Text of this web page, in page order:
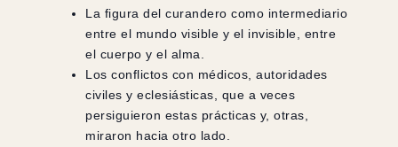
La figura del curandero como intermediario
entre el mundo visible y el invisible, entre
el cuerpo y el alma.
Los conflictos con médicos, autoridades
civiles y eclesiásticas, que a veces
persiguieron estas prácticas y, otras,
miraron hacia otro lado.